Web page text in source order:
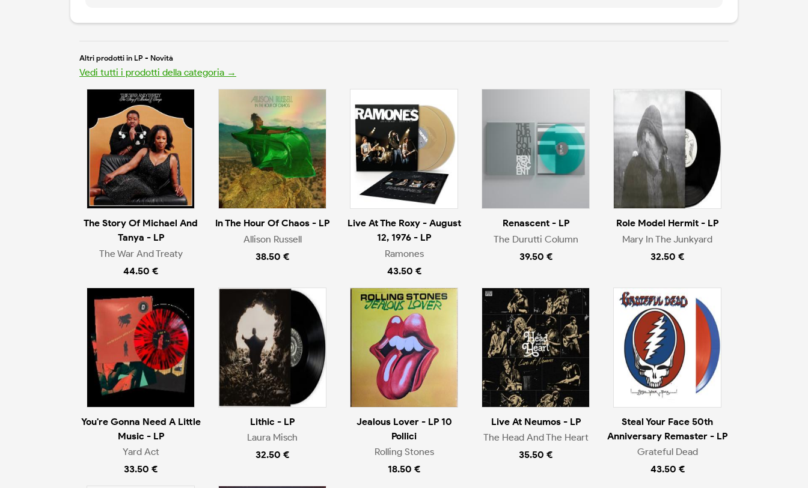
Altri prodotti in LP - Novità
Vedi tutti i prodotti della categoria →
The Story Of Michael And
Tanya - LP
The War And Treaty
44.50 €
In The Hour Of Chaos - LP
Allison Russell
38.50 €
Live At The Roxy - August
12, 1976 - LP
Ramones
43.50 €
Renascent - LP
The Durutti Column
39.50 €
Role Model Hermit - LP
Mary In The Junkyard
32.50 €
You're Gonna Need A Little
Music - LP
Yard Act
33.50 €
Lithic - LP
Laura Misch
32.50 €
Jealous Lover - LP 10
Pollici
Rolling Stones
18.50 €
Live At Neumos - LP
The Head And The Heart
35.50 €
Steal Your Face 50th
Anniversary Remaster - LP
Grateful Dead
43.50 €